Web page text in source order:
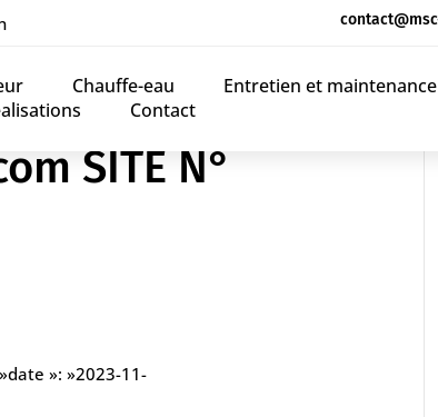
Chauffe-eau
Entretien et maintenance
Contact
SITE N°
»: »2023-11-